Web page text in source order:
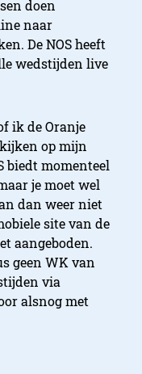
doen
naar
De NOS heeft
wedstijden live
ik de Oranje
op mijn
biedt momenteel
je moet wel
dan weer niet
site van de
aangeboden.
geen WK van
via
alsnog met